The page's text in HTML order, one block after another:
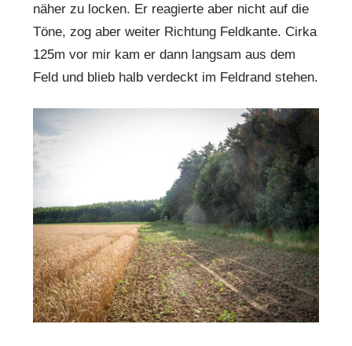
näher zu locken. Er reagierte aber nicht auf die
Töne, zog aber weiter Richtung Feldkante. Cirka
125m vor mir kam er dann langsam aus dem
Feld und blieb halb verdeckt im Feldrand stehen.